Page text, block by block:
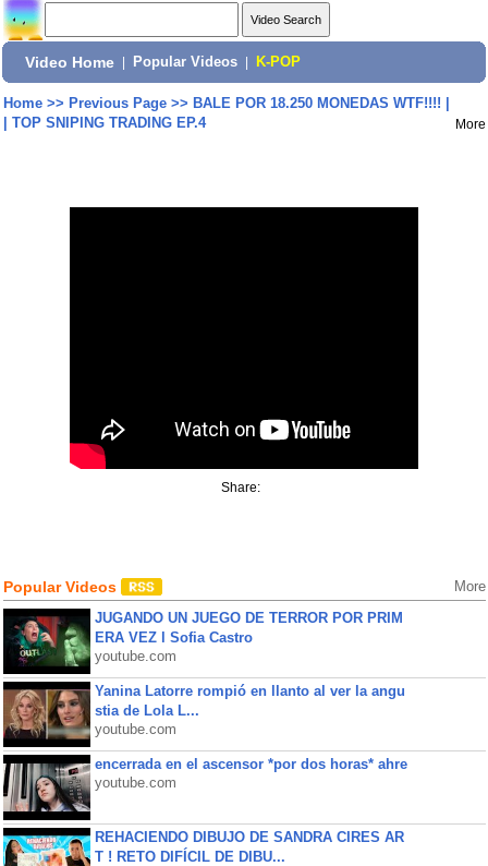
Video Home Popular Videos K-POP
Home>> Previous Page>> BALE POR 18.250 MONEDAS WTF!!!! |
| TOP SNIPING TRADING EP.4
More
Share:
Popular Videos More
JUGANDO UN JUEGO DE TERROR POR PRIM
ERA VEZ l Sofia Castro
youtube.com
Yanina Latorre rompió en llanto al ver la angu
stia de Lola L...
youtube.com
encerrada en el ascensor *por dos horas* ahre
youtube.com
REHACIENDO DIBUJO DE SANDRA CIRES AR
T ! RETO DIFÍCIL DE DIBU...